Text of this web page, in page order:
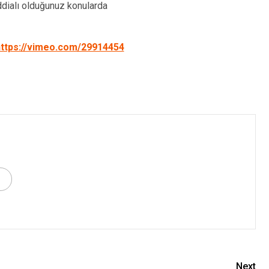
olduğunuz konularda
vimeo.com/29914454
Next